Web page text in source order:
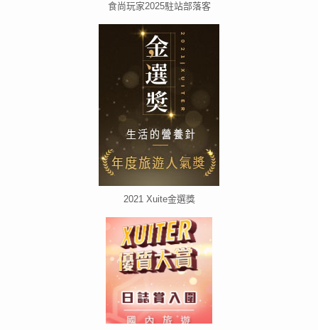
食尚玩家2025駐站部落客
2021 Xuite金選獎